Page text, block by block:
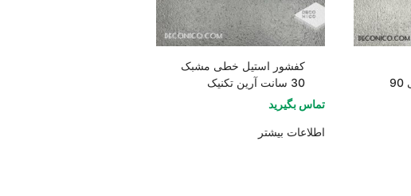
سرامیک خور مشکی 90
کفشور استیل خطی مشبک
30 سانت آرین تکنیک
تماس بگیرید
اطلاعات بیشتر